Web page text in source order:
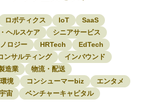
ロボティクス IoT
SaaS
ヘルスケア
シニアサービス
ロジー
HRTech
EdTech
ンサルティング
インバウンド
造業
物流・配送
境
コンシューマーbiz
エンタメ
宙 ベンチャーキャピタル